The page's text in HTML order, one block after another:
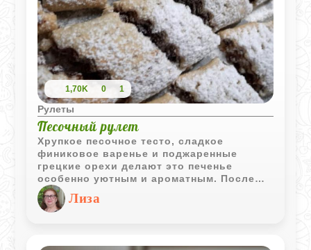
1,70K 0 1
Рулеты
Песочный рулет
Хрупкое песочное тесто, сладкое
финиковое варенье и поджаренные
грецкие орехи делают это печенье
особенно уютным и ароматным. После
выпекания рулетики получаются
рассыпчатыми и отлично подходят к чаю
или кофе.
Лиза